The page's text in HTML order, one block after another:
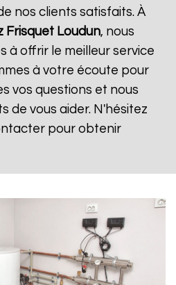
nos clients satisfaits. À
Frisquet Loudun, nous
à offrir le meilleur service
à votre écoute pour
vos questions et nous
de vous aider. N'hésitez
pour obtenir